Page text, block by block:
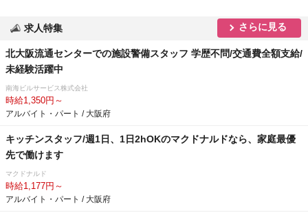
求人特集 さらに見る
北大阪流通センターでの施設警備スタッフ 学歴不問/交通費全額支給/
未経験活躍中
南海ビルサービス株式会社
時給1,350円～
アルバイト・パート / 大阪府
キッチンスタッフ/週1日、1日2hOKのマクドナルドなら、家庭最優
先で働けます
マクドナルド
時給1,177円～
アルバイト・パート / 大阪府